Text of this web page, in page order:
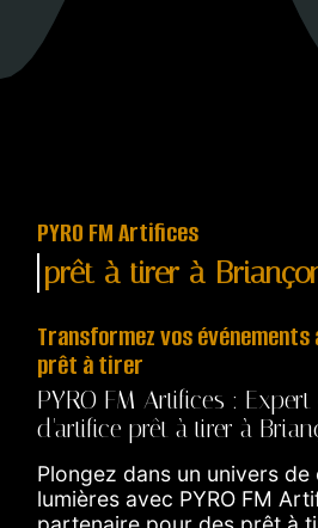
PYRO FM Artifices
prêt à tirer à
Transformez vos
prêt à tirer
PYRO FM Artifices :
d'artifice prêt à tirer à
Plongez dans un univers
lumières avec PYRO FM